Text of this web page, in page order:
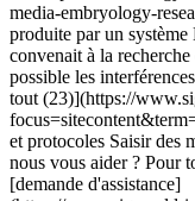
media-embryology-
produite par un
convenait à la
possible les
tout (23)](https://
et protocoles Saisir des
nous vous aider ? Pour
[demande d'assistance]